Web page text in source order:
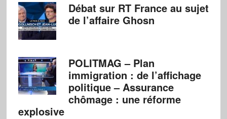
Débat sur RT France au sujet
de l’affaire Ghosn
POLITMAG – Plan
immigration : de l’affichage
politique – Assurance
chômage : une réforme
explosive